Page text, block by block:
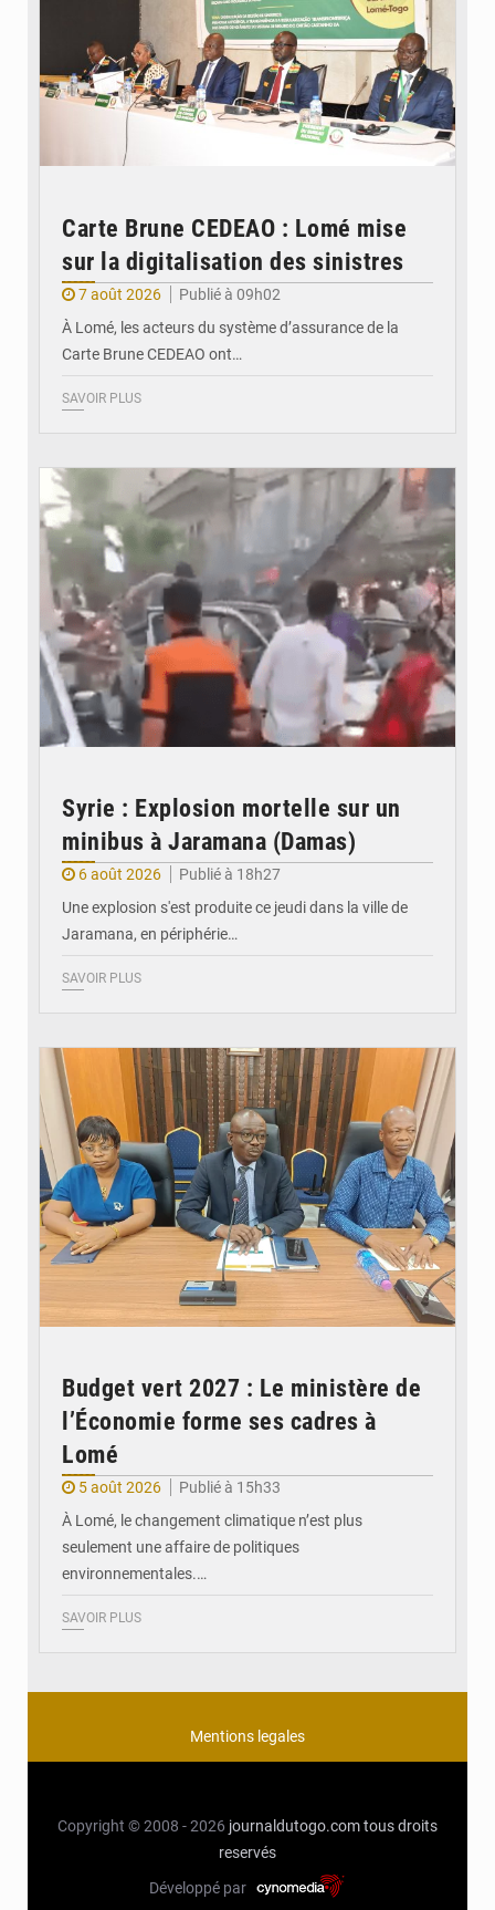
Carte Brune CEDEAO : Lomé mise
sur la digitalisation des sinistres
7 août 2026
Publié à 09h02
À Lomé, les acteurs du système d’assurance de la
Carte Brune CEDEAO ont…
SAVOIR PLUS
Syrie : Explosion mortelle sur un
minibus à Jaramana (Damas)
6 août 2026
Publié à 18h27
Une explosion s'est produite ce jeudi dans la ville de
Jaramana, en périphérie…
SAVOIR PLUS
Budget vert 2027 : Le ministère de
l’Économie forme ses cadres à
Lomé
5 août 2026
Publié à 15h33
À Lomé, le changement climatique n’est plus
seulement une affaire de politiques
environnementales.…
SAVOIR PLUS
Mentions legales
Copyright © 2008 - 2026 journaldutogo.comtous droits
reservés
Développé par